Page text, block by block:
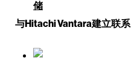
储
与Hitachi Vantara建立联系